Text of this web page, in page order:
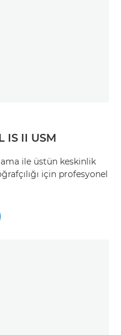
IS II USM
ile üstün keskinlik
için profesyonel